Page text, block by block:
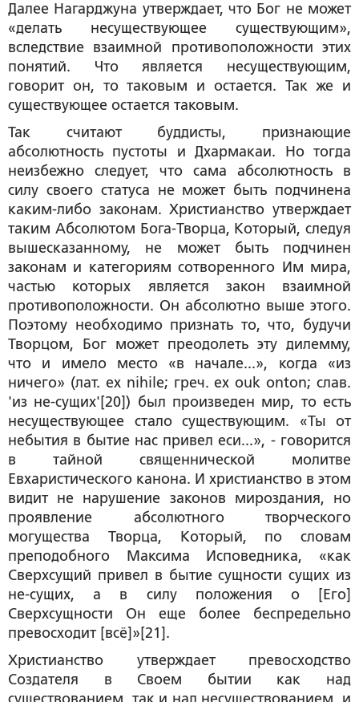
Далее Нагарджуна утверждает, что Бог не может
«делать несуществующее существующим»,
вследствие взаимной противоположности этих
понятий. Что является несуществующим,
говорит он, то таковым и остается. Так же и
существующее остается таковым.
Так считают буддисты, признающие
абсолютность пустоты и Дхармакаи. Но тогда
неизбежно следует, что сама абсолютность в
силу своего статуса не может быть подчинена
каким-либо законам. Христианство утверждает
таким Абсолютом Бога-Творца, Который, следуя
вышесказанному, не может быть подчинен
законам и категориям сотворенного Им мира,
частью которых является закон взаимной
противоположности. Он абсолютно выше этого.
Поэтому необходимо признать то, что, будучи
Творцом, Бог может преодолеть эту дилемму,
что и имело место «в начале...», когда «из
ничего» (лат. ex nihile; греч. ex ouk onton; слав.
'из не-сущих'[20]) был произведен мир, то есть
несуществующее стало существующим. «Ты от
небытия в бытие нас привел еси...», - говорится
в тайной священнической молитве
Евхаристического канона. И христианство в этом
видит не нарушение законов мироздания, но
проявление абсолютного творческого
могущества Творца, Который, по словам
преподобного Максима Исповедника, «как
Сверхсущий привел в бытие сущности сущих из
не-сущих, а в силу положения о [Его]
Сверхсущности Он еще более беспредельно
превосходит [всё]»[21].
Христианство утверждает превосходство
Создателя в Своем бытии как над
существованием, так и над несуществованием, и